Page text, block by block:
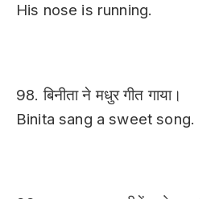
His nose is running.
98. बिनीता ने मधुर गीत गाया।
Binita sang a sweet song.